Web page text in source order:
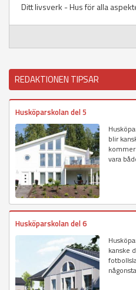
Ditt livsverk - Hus för alla
REDAKTIONEN TIPSAR
Husköparskolan del 5
blir
vara
Husköparskolan del 6
kanske